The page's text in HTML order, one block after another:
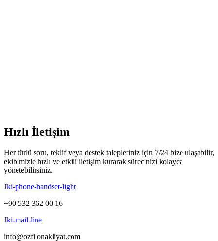
Hızlı İletişim
Her türlü soru, teklif veya destek talepleriniz için 7/24 bize ulaşabilir,
ekibimizle hızlı ve etkili iletişim kurarak sürecinizi kolayca
yönetebilirsiniz.
Jki-phone-handset-light
+90 532 362 00 16
Jki-mail-line
info@ozfilonakliyat.com